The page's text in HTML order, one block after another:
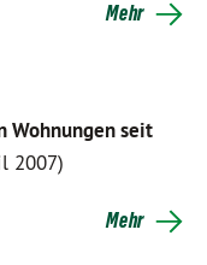
Mehr
Wohnungen seit
2007)
Mehr